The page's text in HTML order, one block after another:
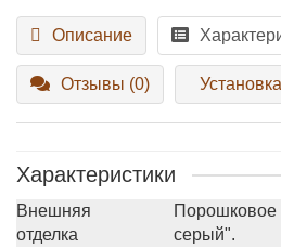
Описание
Отзывы (0) Установка
Характеристики
Внешняя
отделка
Порошковое
серый".